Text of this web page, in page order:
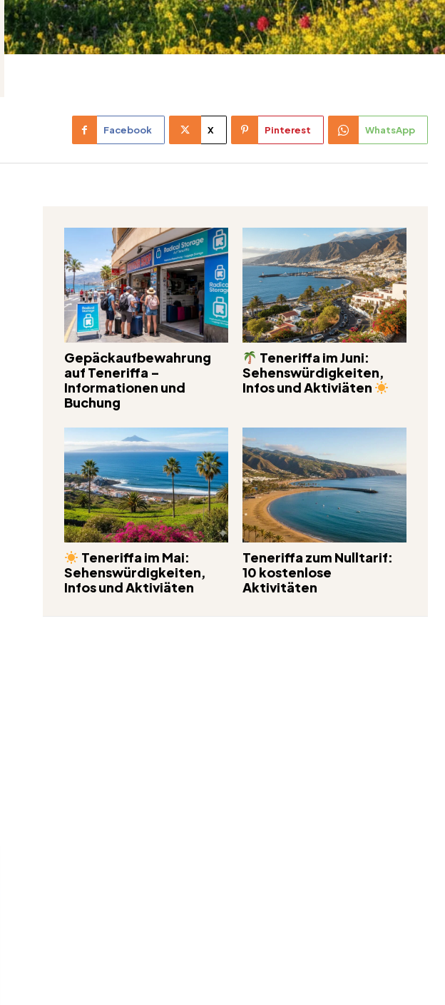
Facebook X Pinterest WhatsApp
Gepäckaufbewahrung
auf Teneriffa –
Informationen und
Buchung
Teneriffa im Juni:
Sehenswürdigkeiten,
Infos und Aktiviäten
Teneriffa im Mai:
Sehenswürdigkeiten,
Infos und Aktiviäten
Teneriffa zum Nulltarif:
10 kostenlose
Aktivitäten